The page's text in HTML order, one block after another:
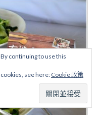
continuing to use this
see here: Cookie 政策